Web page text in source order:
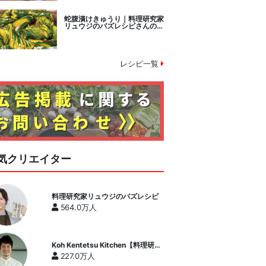
蛇腹漬けきゅうり｜料理研究家
リュウジのバズレシピさんのレ
シピ書き起こし
レシピ一覧
クリエイター
料理研究家リュウジのバズレシピ
564.0万人
Koh Kentetsu Kitchen【料理研究
家コウケンテツ公式チャンネル】
227.0万人